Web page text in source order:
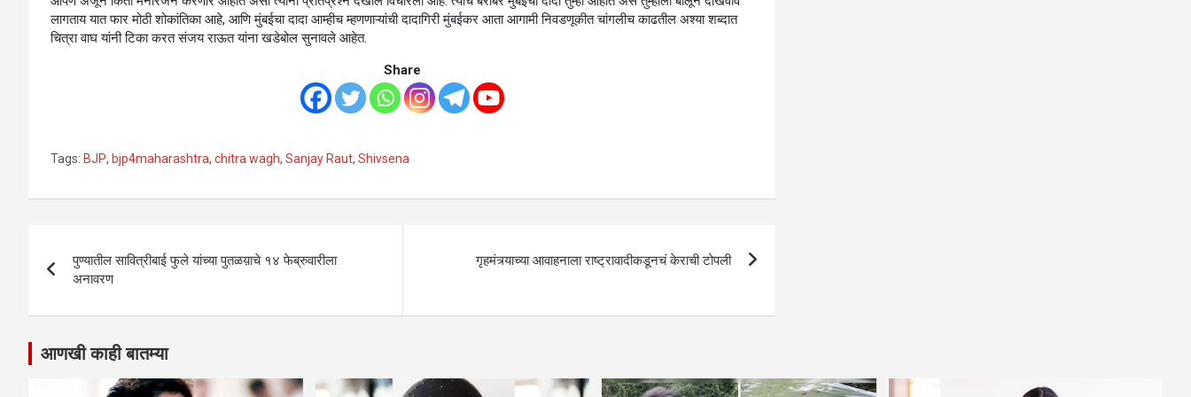
लागताय यात फार मोठी शोकांतिका आहे, आणि मुंबईचा दादा आम्हीच म्हणणाऱ्यांची दादागिरी मुंबईकर आता आगामी निवडणूकीत चांगलीच काढतील अश्या शब्दात
चित्रा वाघ यांनी टिका करत संजय राऊत यांना खडेबोल सुनावले आहेत.
Share
Tags: BJP, bjp4maharashtra, chitra wagh, Sanjay Raut, Shivsena
navigation
पुण्यातील सावित्रीबाई फुले यांच्या पुतळय़ाचे १४ फेब्रुवारीला
अनावरण
गृहमंत्र्याच्या आवाहनाला राष्ट्रावादीकडूनचं केराची टोपली
आणखी काही बातम्या